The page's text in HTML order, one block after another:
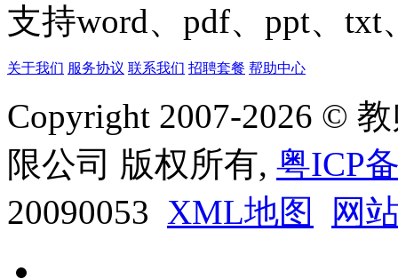
支持word、pdf、ppt、txt
关于我们 服务协议 联系我们 招聘套餐 帮助中心
Copyright 2007-2026 ©
限公司 版权所有, 粤ICP
20090053 XML地图 网